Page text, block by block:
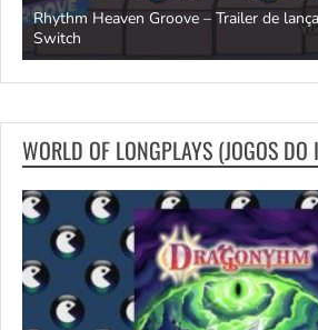
Rhythm Heaven Groove – Trailer de
Switch
WORLD OF LONGPLAYS (JOGOS